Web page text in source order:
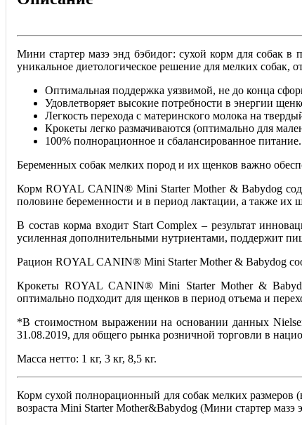
Мини стартер мазэ энд бэбидог: сухой корм для собак
уникальное диетологическое решение для мелких собак,
Оптимальная поддержка уязвимой, не до конца
Удовлетворяет высокие потребности в энергии
Легкость перехода с материнского молока на
Крокеты легко размачиваются (оптимально для
100% полнорационное и сбалансированное питание.
Беременных собак мелких пород и их щенков важно
Корм ROYAL CANIN® Mini Starter Mother & Babydog
половине беременности и в период лактации, а также их
В состав корма входит Start Complex – результат
усиленная дополнительными нутриентами, поддержит
Рацион ROYAL CANIN® Mini Starter Mother & Babydog
Крокеты ROYAL CANIN® Mini Starter Mother &
оптимально подходит для щенков в период отъема и
*В стоимостном выражении на основании данных
31.08.2019, для общего рынка розничной торговли в
Масса нетто: 1 кг, 3 кг, 8,5 кг.
Корм сухой полнорационный для собак мелких размеров
возраста Mini Starter Mother&Babydog (Мини стартер мазэ